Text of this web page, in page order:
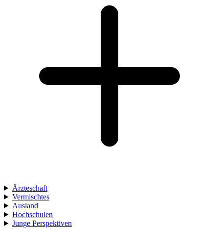
Ärzteschaft
Vermischtes
Ausland
Hochschulen
Junge Perspektiven